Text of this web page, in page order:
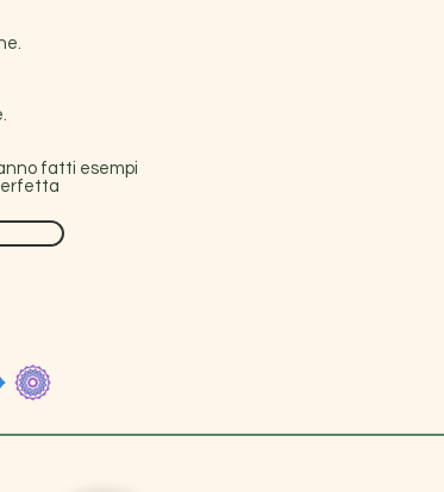
fatti esempi